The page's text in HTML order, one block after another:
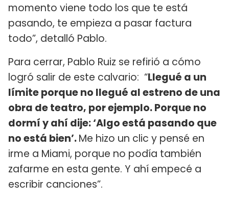
momento viene todo los que te está
pasando, te empieza a pasar factura
todo”, detalló Pablo.
Para cerrar, Pablo Ruiz se refirió a cómo
logró salir de este calvario: “Llegué a un
límite porque no llegué al estreno de una
obra de teatro, por ejemplo. Porque no
dormí y ahí dije: ‘Algo está pasando que
no está bien’.Me hizo un clic y pensé en
irme a Miami, porque no podía también
zafarme en esta gente. Y ahí empecé a
escribir canciones”.